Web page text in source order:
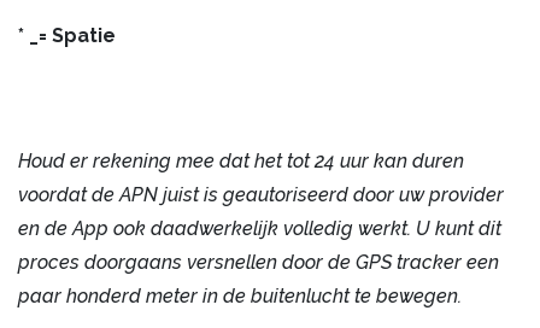
* _= Spatie
Houd er rekening mee dat het tot 24 uur kan duren
voordat de APN juist is geautoriseerd door uw provider
en de App ook daadwerkelijk volledig werkt. U kunt dit
proces doorgaans versnellen door de GPS tracker een
paar honderd meter in de buitenlucht te bewegen.